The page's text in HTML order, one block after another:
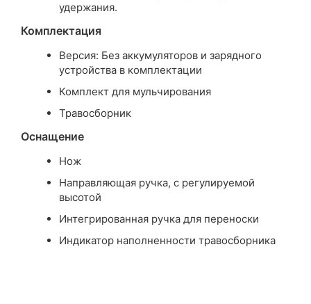
удержания.
Комплектация
Версия: Без аккумуляторов и зарядного
устройства в комплектации
Комплект для мульчирования
Травосборник
Оснащение
Нож
Направляющая ручка, с регулируемой
высотой
Интегрированная ручка для переноски
Индикатор наполненности травосборника